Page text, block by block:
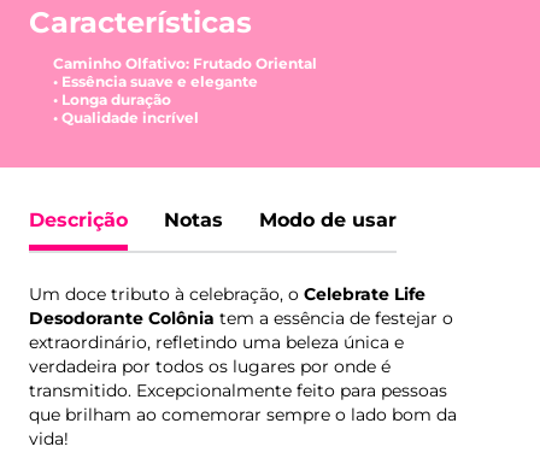
Características
Caminho Olfativo: Frutado Oriental
• Essência suave e elegante
• Longa duração
• Qualidade incrível
Descrição Notas Modo de usar
Um doce tributo à celebração, o Celebrate Life
Desodorante Colônia tem a essência de festejar o
extraordinário, refletindo uma beleza única e
verdadeira por todos os lugares por onde é
transmitido. Excepcionalmente feito para pessoas
que brilham ao comemorar sempre o lado bom da
vida!